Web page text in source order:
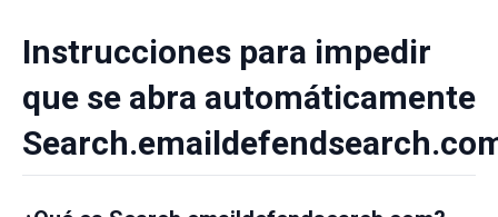
Instrucciones para impedir
que se abra automáticamente